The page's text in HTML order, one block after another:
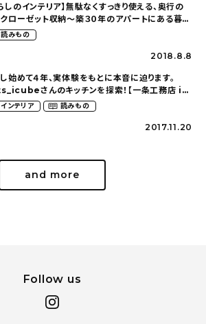
しのインテリア】無駄なくすっきり使える、奥行の
ローゼット収納〜築３０年のアパートにある暮ら
さん）
読みもの
2018.8.8
始めて４年、実体験をもとに本音に迫ります。
さんのキッチンを探索！【一条工務店 i-
】
インテリア 読みもの
2017.11.20
and more
Follow us